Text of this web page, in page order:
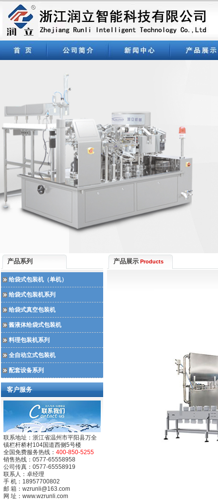
产品系列
给袋式包装机（单机）
给袋式包装机系列
给袋式真空包装机
酱液体给袋式包装机
料理包装机系列
全自动立式包装机
配套设备系列
客户服务
联系地址：浙江省温州市平阳县万全
镇栏杆桥村104国道西侧5号楼
全国免费服务热线： 400-850-5255
销售热线：0577-65558958
公司传真：0577-65558919
联系人：卓经理
手 机：18957700802
邮 箱：wzrunli@163.com
网 址：www.wzrunli.com
产品展示 Products